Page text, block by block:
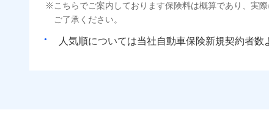
こちらでご案内しております保険料は概算であり、実
ご了承ください。
人気順については当社 新規契約者数